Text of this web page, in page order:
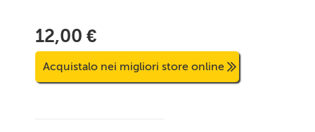
12,00 €
Acquistalo nei migliori store online